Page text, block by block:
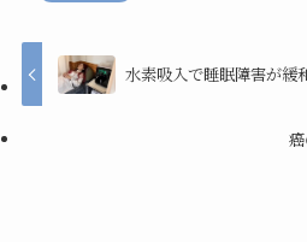
水素吸入で睡眠障害が緩